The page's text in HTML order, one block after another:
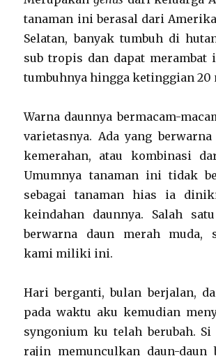
tanaman ini berasal dari
Selatan, banyak tumbuh di
sub tropis dan dapat merambat
tumbuhnya hingga ketinggian 20
Warna daunnya bermacam-
varietasnya. Ada yang
kemerahan, atau kombinasi
Umumnya tanaman ini tidak
sebagai tanaman hias ia
keindahan daunnya. Salah
berwarna daun merah muda,
kami miliki ini.
Hari berganti, bulan berjalan,
pada waktu aku kemudian
syngonium ku telah berubah.
rajin memunculkan daun-daun